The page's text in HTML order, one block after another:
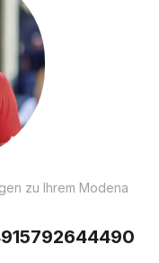
zu Ihrem Modena